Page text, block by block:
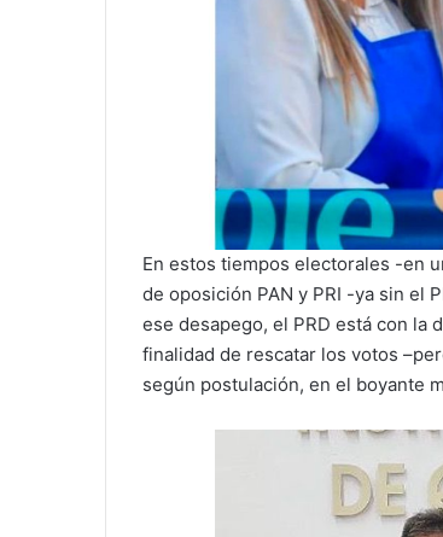
En estos tiempos electorales -en
de oposición PAN y PRI -ya sin el
ese desapego, el PRD está con la
finalidad de rescatar los votos
según postulación, en el boyante